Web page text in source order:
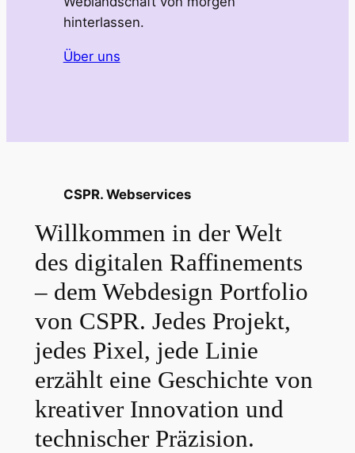
hinterlassen.
Über uns
CSPR. Webservices
Willkommen in der Welt
des digitalen Raffinements
– dem Webdesign Portfolio
von CSPR. Jedes Projekt,
jedes Pixel, jede Linie
erzählt eine Geschichte von
kreativer Innovation und
technischer Präzision.